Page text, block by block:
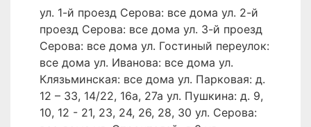
ул. 1-й проезд Серова: все дома ул. 2-й
проезд Серова: все дома ул. 3-й проезд
Серова: все дома ул. Гостиный переулок:
все дома ул. Иванова: все дома ул.
Клязьминская: все дома ул. Парковая: д.
12 – 33, 14/22, 16а, 27а ул. Пушкина: д. 9,
10, 12 - 21, 23, 24, 26, 28, 30 ул. Серова: